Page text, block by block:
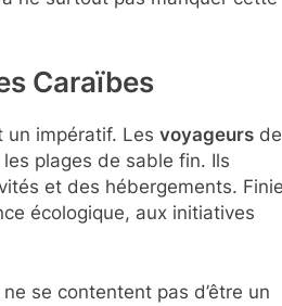
Caraïbes
un impératif. Les voyageurs
plages de sable fin. Ils
et des hébergements.
écologique, aux initiatives
se contentent pas d’être un